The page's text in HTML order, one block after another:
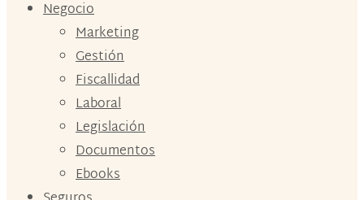
Negocio
Marketing
Gestión
Fiscallidad
Laboral
Legislación
Documentos
Ebooks